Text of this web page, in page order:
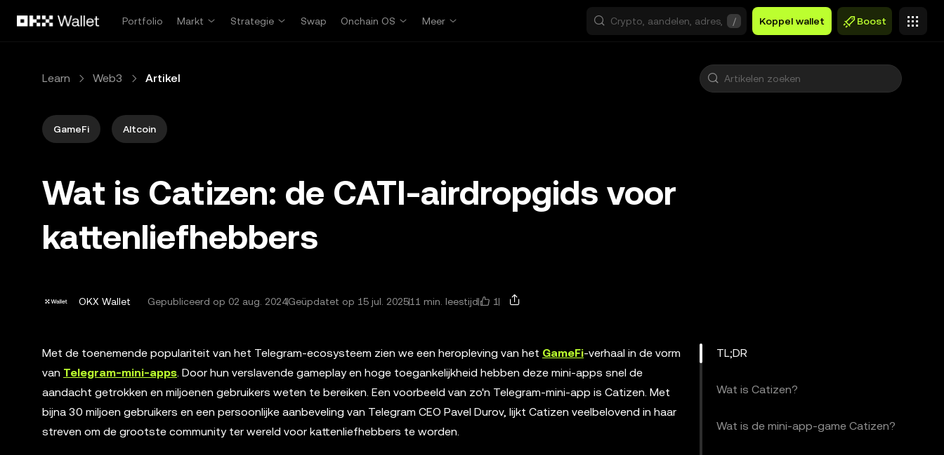
Portfolio
Markt Strategie Swap Onchain OS Meer / Koppel wallet Boost
Learn Web3 Artikel
GameFi Altcoin
Wat is Catizen: de CATI-airdropgids voor
kattenliefhebbers
OKX Wallet Gepubliceerd op 02 aug. 2024Geüpdatet op 15 jul. 202511 min. leestijd 1
Met de toenemende populariteit van het Telegram-ecosysteem zien we een heropleving van het GameFi-verhaal in de vorm
van Telegram-mini-apps. Door hun verslavende gameplay en hoge toegankelijkheid hebben deze mini-apps snel de
aandacht getrokken en miljoenen gebruikers weten te bereiken. Een voorbeeld van zo'n Telegram-mini-app is Catizen. Met
bijna 30 miljoen gebruikers en een persoonlijke aanbeveling van Telegram CEO Pavel Durov, lijkt Catizen veelbelovend in haar
streven om de grootste community ter wereld voor kattenliefhebbers te worden.
TL;DR
Wat is Catizen?
Wat is de mini-app-game Catizen?